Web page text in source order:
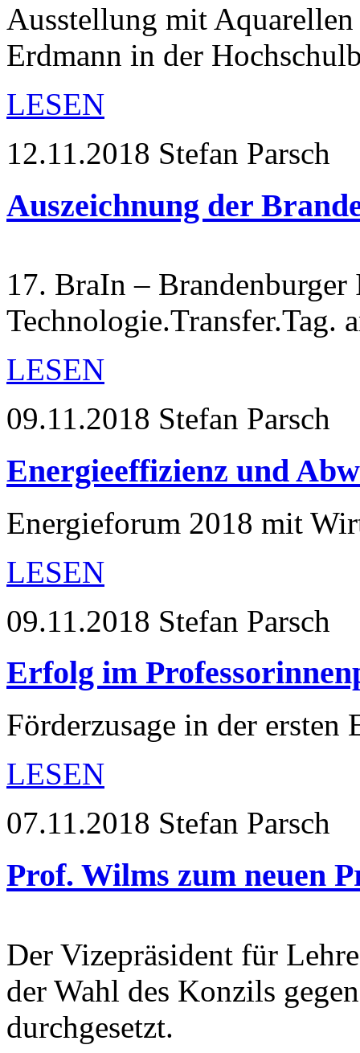
Ausstellung mit
Erdmann in der
LESEN
12.11.2018 Stefan Parsch
Auszeichnung der
17. BraIn –
Technologie.Transfer.Tag.
LESEN
09.11.2018 Stefan Parsch
Energieeffizienz und
Energieforum 2018 mit
LESEN
09.11.2018 Stefan Parsch
Erfolg im
Förderzusage in der ersten
LESEN
07.11.2018 Stefan Parsch
Prof. Wilms zum neuen
Der Vizepräsident für
der Wahl des Konzils
durchgesetzt.